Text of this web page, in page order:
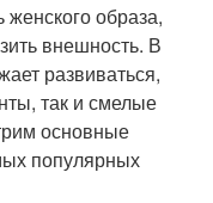
образа,
внешность. В
развиваться,
так и смелые
основные
популярных